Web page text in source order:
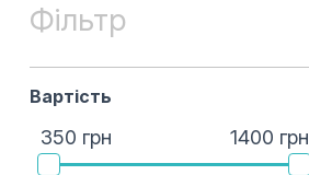
Фільтр
Вартість
350 грн 1400 грн